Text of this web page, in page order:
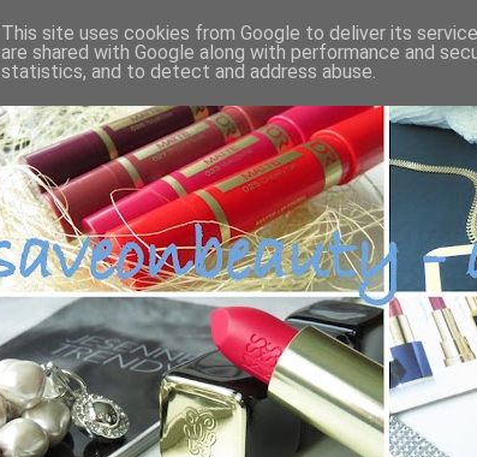
This site uses cookies from Google to deliver its
are shared with Google along with performance and
statistics, and to detect and address abuse.